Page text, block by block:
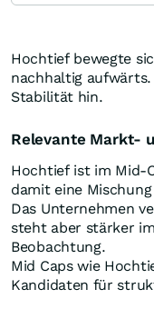
Hochtief bewegte
nachhaltig
Stabilität hin.
Relevante Markt-
Hochtief ist im Mid-
damit eine
Das Unternehmen
steht aber stärker
Beobachtung.
Mid Caps wie
Kandidaten für